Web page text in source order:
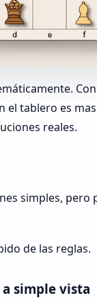
tablero es
reales.
simples, pero
de las reglas.
a simple vista